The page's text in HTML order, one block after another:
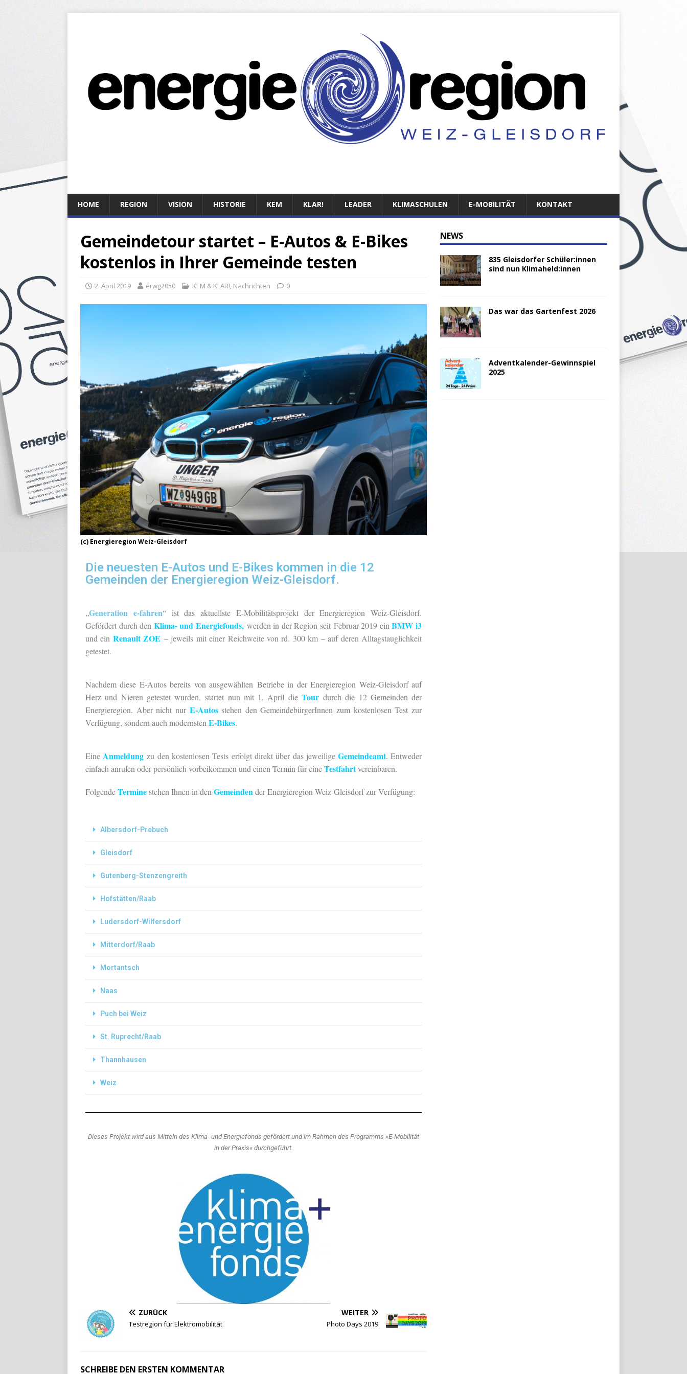
HOME REGION VISION HISTORIE KEM KLAR! LEADER KLIMASCHULEN E-MOBILITÄT KONTAKT
Gemeindetour startet – E-Autos & E-Bikes
kostenlos in Ihrer Gemeinde testen
2. April 2019 erwg2050 KEM & KLAR!, Nachrichten 0
(c) Energieregion Weiz-Gleisdorf
Die neuesten E-Autos und E-Bikes kommen in die 12
Gemeinden der Energieregion Weiz-Gleisdorf.
„Generation e-fahren“ ist das aktuellste E-Mobilitätsprojekt der Energieregion Weiz-Gleisdorf.
Gefördert durch den Klima- und Energiefonds, werden in der Region seit Februar 2019 einBMW i3
und ein Renault ZOE – jeweils mit einer Reichweite von rd. 300 km – auf deren Alltagstauglichkeit
getestet.
Nachdem diese E-Autos bereits von ausgewählten Betriebe in der Energieregion Weiz-Gleisdorf auf
Herz und Nieren getestet wurden, startet nun mit 1. April die Tourdurch die 12 Gemeinden der
Energieregion. Aber nicht nur E-Autosstehen den GemeindebürgerInnen zum kostenlosen Test zur
Verfügung, sondern auch modernstenE-Bikes.
EineAnmeldung zu den kostenlosen Testserfolgt direkt über das jeweilige Gemeindeamt. Entweder
einfach anrufen oder persönlich vorbeikommen und einen Termin für eineTestfahrtvereinbaren.
FolgendeTermine stehen Ihnen in denGemeindender Energieregion Weiz-Gleisdorf zur Verfügung:
Albersdorf-Prebuch
Gleisdorf
Gutenberg-Stenzengreith
Hofstätten/Raab
Ludersdorf-Wilfersdorf
Mitterdorf/Raab
Mortantsch
Naas
Puch bei Weiz
St. Ruprecht/Raab
Thannhausen
Weiz
Dieses Projekt wird aus Mitteln des Klima- und Energiefonds gefördert und im Rahmen des Programms »E-Mobilität
in der Praxis« durchgeführt.
ZURÜCK
Testregion für Elektromobilität
WEITER
Photo Days 2019
SCHREIBE DEN ERSTEN KOMMENTAR
NEWS
835 Gleisdorfer Schüler:innen
sind nun Klimaheld:innen
Das war das Gartenfest 2026
Adventkalender-Gewinnspiel
2025